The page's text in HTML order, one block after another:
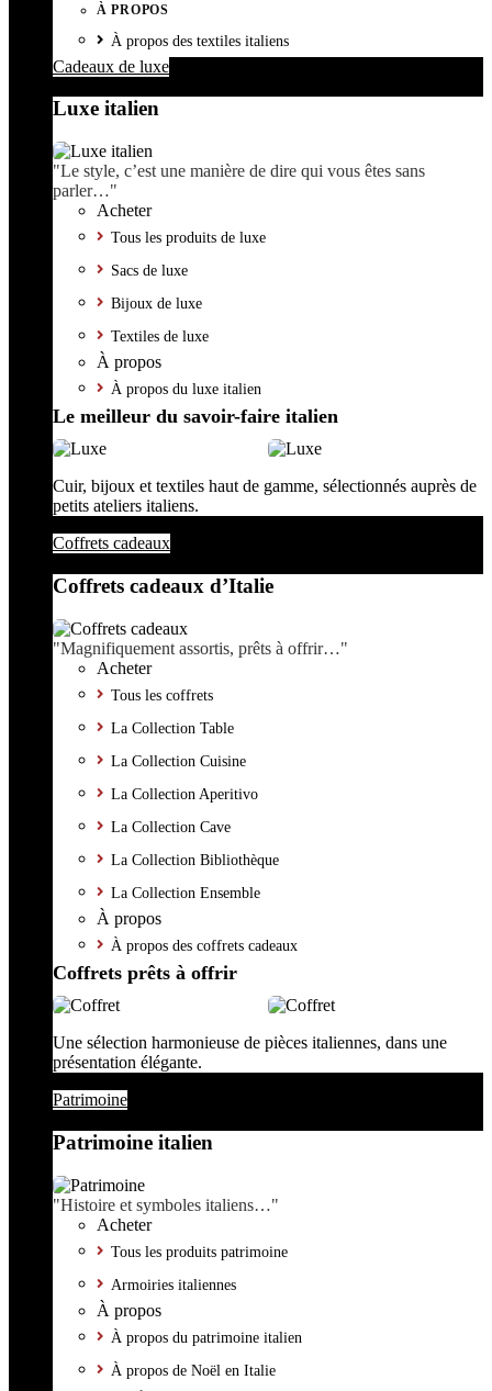
À PROPOS
À propos des textiles italiens
Cadeaux de luxe
Luxe italien
"Le style, c’est une manière de dire qui vous êtes sans
parler…"
Acheter
Tous les produits de luxe
Sacs de luxe
Bijoux de luxe
Textiles de luxe
À propos
À propos du luxe italien
Le meilleur du savoir-faire italien
Cuir, bijoux et textiles haut de gamme, sélectionnés auprès de
petits ateliers italiens.
Coffrets cadeaux
Coffrets cadeaux d’Italie
"Magnifiquement assortis, prêts à offrir…"
Acheter
Tous les coffrets
La Collection Table
La Collection Cuisine
La Collection Aperitivo
La Collection Cave
La Collection Bibliothèque
La Collection Ensemble
À propos
À propos des coffrets cadeaux
Coffrets prêts à offrir
Une sélection harmonieuse de pièces italiennes, dans une
présentation élégante.
Patrimoine
Patrimoine italien
"Histoire et symboles italiens…"
Acheter
Tous les produits patrimoine
Armoiries italiennes
À propos
À propos du patrimoine italien
À propos de Noël en Italie